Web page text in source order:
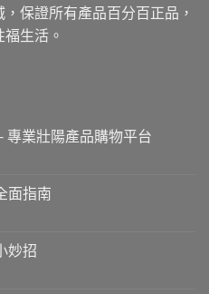
保證所有產品百分百正品，
生活。
專業壯陽產品購物平台
面指南
妙招